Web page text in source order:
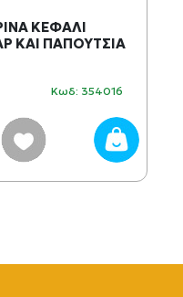
ΚΕΦΑΛΙ
ΚΑΙ ΠΑΠΟΥΤΣΙΑ
Κωδ: 354016